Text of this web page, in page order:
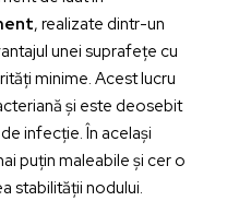
, realizate dintr-un
unei suprafețe cu
minime. Acest lucru
și este deosebit
infecție. În același
puțin maleabile și cer o
stabilității nodului.